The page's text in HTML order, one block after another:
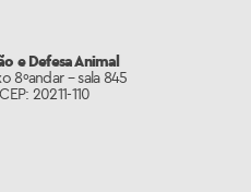
e Defesa Animal
8ºandar – sala 845
20211-110